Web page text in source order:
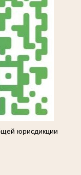
юрисдикции